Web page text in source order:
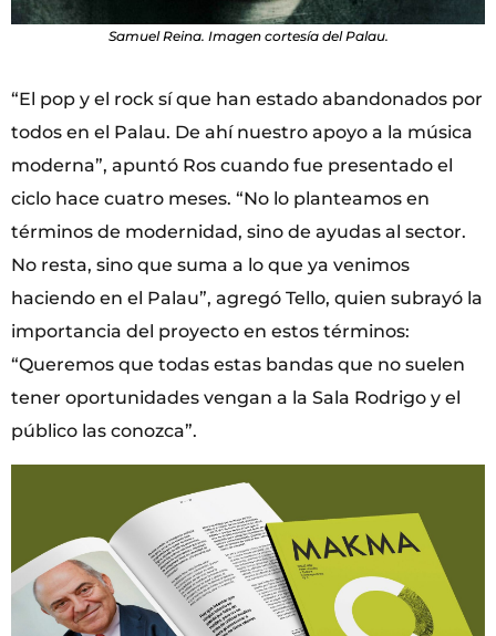
Samuel Reina. Imagen cortesía del Palau.
“El pop y el rock sí que han estado abandonados por
todos en el Palau. De ahí nuestro apoyo a la música
moderna”, apuntó Ros cuando fue presentado el
ciclo hace cuatro meses. “No lo planteamos en
términos de modernidad, sino de ayudas al sector.
No resta, sino que suma a lo que ya venimos
haciendo en el Palau”, agregó Tello, quien subrayó la
importancia del proyecto en estos términos:
“Queremos que todas estas bandas que no suelen
tener oportunidades vengan a la Sala Rodrigo y el
público las conozca”.